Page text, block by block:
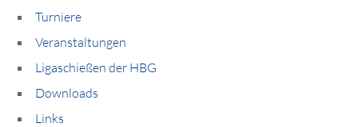
Turniere
Veranstaltungen
Ligaschießen der HBG
Downloads
Links